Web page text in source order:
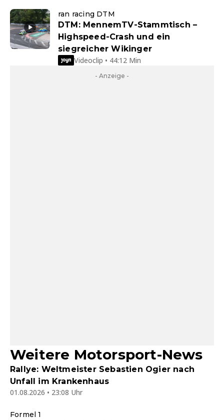
ran racing DTM
DTM: MennemTV-Stammtisch –
Highspeed-Crash und ein
siegreicher Wikinger
Videoclip • 44:12 Min
- Anzeige -
Weitere Motorsport-News
Rallye: Weltmeister Sebastien Ogier nach
Unfall im Krankenhaus
01.08.2026 • 23:08 Uhr
Formel 1